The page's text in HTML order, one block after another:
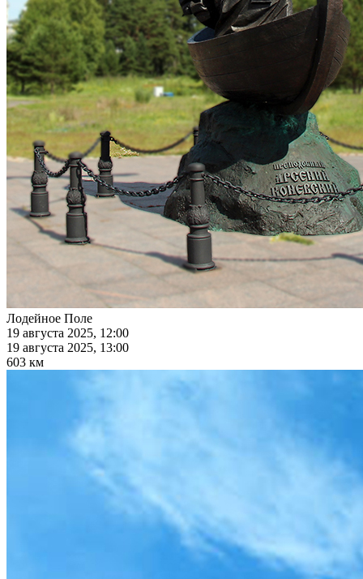
Лодейное Поле
19 августа 2025, 12:00
19 августа 2025, 13:00
603 км